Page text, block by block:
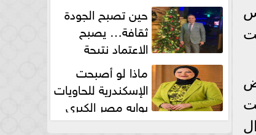
حين تصبح الجودة
ثقافة… يصبح
الاعتماد نتيجة
طبيعية
ماذا لو أصبحت
الإسكندرية للحاويات
بوابه مصر الكبري
للتجارة العالمية بقلم د...